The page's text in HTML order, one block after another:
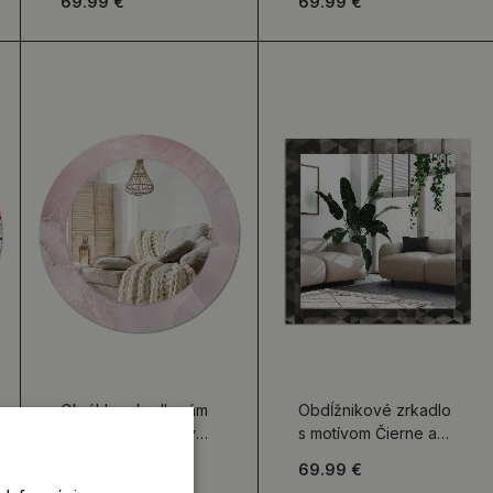
Okrúhle zrkadlo rám
s potlačou Ružový
Obdĺžnikové zrkadlo
s motívom Čierne a
69.99 €